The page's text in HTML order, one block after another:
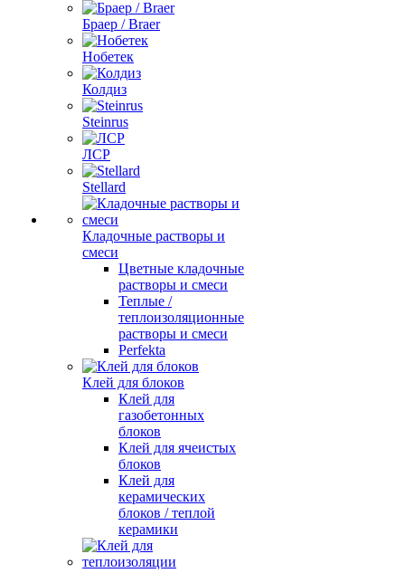
Браер / Braer
Нобетек
Колдиз
Steinrus
ЛСР
Stellard
Кладочные растворы и
смеси
Цветные кладочные
растворы и смеси
Теплые /
теплоизоляционные
растворы и смеси
Perfekta
Клей для блоков
Клей для
газобетонных
блоков
Клей для ячеистых
блоков
Клей для
керамических
блоков / теплой
керамики